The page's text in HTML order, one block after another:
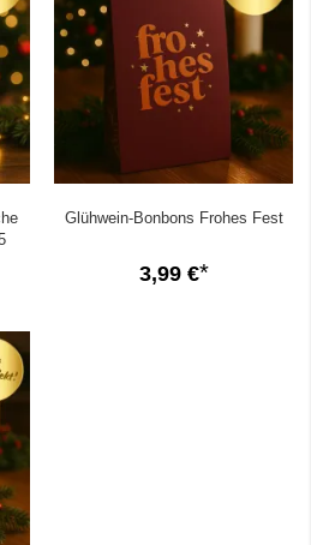
Glühwein-Bonbons Frohes Fest
3,99 €